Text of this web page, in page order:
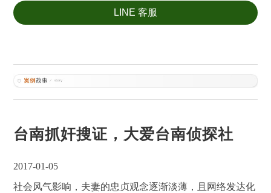
LINE 客服
台南抓奸搜证，大爱台南侦探社
2017-01-05
社会风气影响，夫妻的忠贞观念逐渐淡薄，且网络发达化